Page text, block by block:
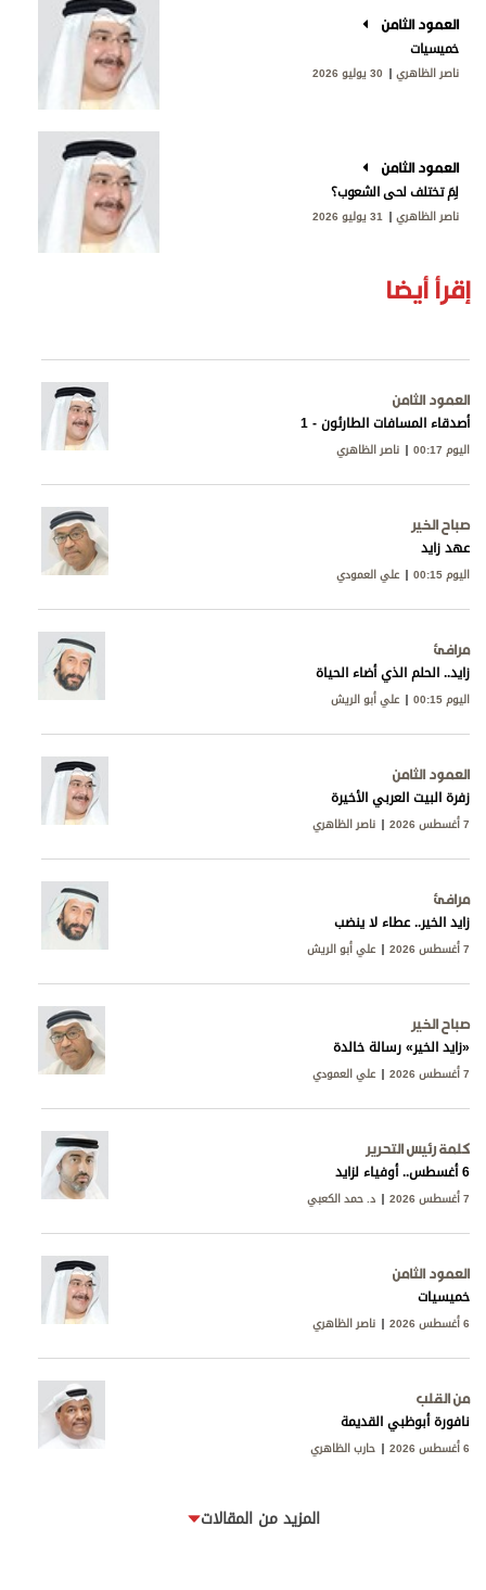
العمود الثامن
خميسيات
ناصر الظاهري 30 يوليو 2026
العمود الثامن
لِمَ تختلف لحى الشعوب؟
ناصر الظاهري 31 يوليو 2026
إقرأ أيضا
العمود الثامن
أصدقاء المسافات الطارئون - 1
اليوم 00:17 ناصر الظاهري
صباح الخير
عهد زايد
اليوم 00:15 علي العمودي
مرافئ
زايد.. الحلم الذي أضاء الحياة
اليوم 00:15 علي أبو الريش
العمود الثامن
زفرة البيت العربي الأخيرة
7 أغسطس 2026 ناصر الظاهري
مرافئ
زايد الخير.. عطاء لا ينضب
7 أغسطس 2026 علي أبو الريش
صباح الخير
«زايد الخير» رسالة خالدة
7 أغسطس 2026 علي العمودي
كلمة رئيس التحرير
6 أغسطس.. أوفياء لزايد
7 أغسطس 2026 د. حمد الكعبي
العمود الثامن
خميسيات
6 أغسطس 2026 ناصر الظاهري
من القلب
نافورة أبوظبي القديمة
6 أغسطس 2026 حارب الظاهري
المزيد من المقالات